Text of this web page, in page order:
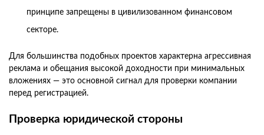
принципе запрещены в цивилизованном финансовом
секторе.
Для большинства подобных проектов характерна агрессивная
реклама и обещания высокой доходности при минимальных
вложениях — это основной сигнал для проверки компании
перед регистрацией.
Проверка юридической стороны